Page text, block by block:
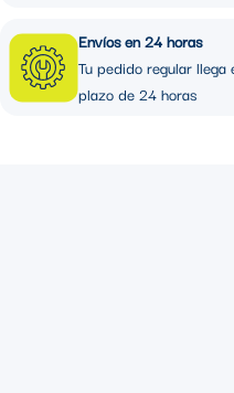
Envíos en 24 horas
Tu pedido regular llega
plazo de 24 horas